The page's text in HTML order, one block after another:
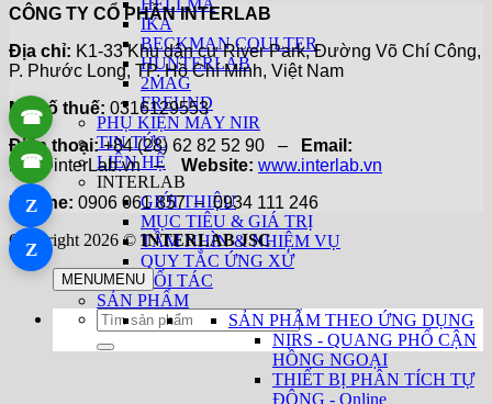
HELLMA
IKA
BECKMAN COULTER
HUNTERLAB
2MAG
FREUND
PHỤ KIỆN MÁY NIR
TIN TỨC
LIÊN HỆ
INTERLAB
GIỚI THIỆU
MỤC TIÊU & GIÁ TRỊ
TẦM NHÌN & NHIỆM VỤ
QUY TẮC ỨNG XỬ
ĐỐI TÁC
Tìm
kiếm:
CÔNG TY CỔ PHẦN INTERLAB
Địa chỉ: K1-33 Khu dân cư River Park, Đường Võ Chí Công,
P. Phước Long, TP. Hồ Chí Minh, Việt Nam
Mã số thuế: 0316129553
Điện thoại:+84 (28) 62 82 52 90 –
Email:
Hai@interLab.vn – Website: www.interlab.vn
Hotline: 0906 061 857 – 0934 111 246
Copyright 2026 © INTERLAB JSC
MENUMENU
SẢN PHẨM
SẢN PHẨM THEO ỨNG DỤNG
NIRS - QUANG PHỔ CẬN
HỒNG NGOẠI
THIẾT BỊ PHÂN TÍCH TỰ
ĐỘNG - Online
☎
☎
Z
Z